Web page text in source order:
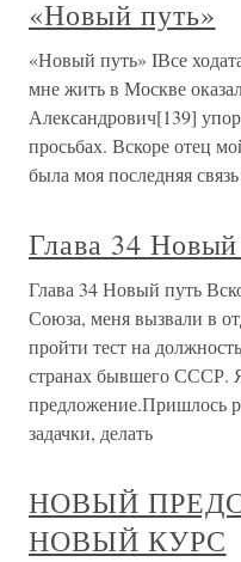
«Новый путь»
«Новый путь» IВсе
мне жить в Москве
Александрович[139]
просьбах. Вскоре отец
была моя последняя
Глава 34
Глава 34 Новый путь
Союза, меня вызвали в
пройти тест на
странах бывшего СССР.
предложение.Пришлось
задачки, делать
НОВЫЙ
НОВЫЙ КУРС